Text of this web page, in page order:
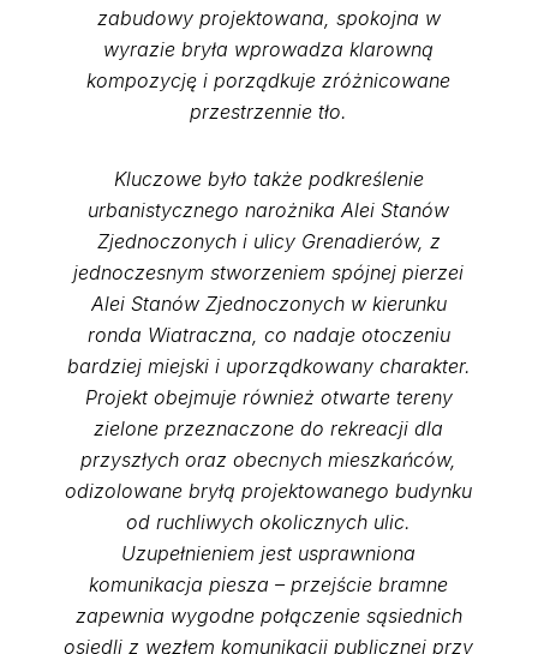
zabudowy projektowana, spokojna w
wyrazie bryła wprowadza klarowną
kompozycję i porządkuje zróżnicowane
przestrzennie tło.
Kluczowe było także podkreślenie
urbanistycznego narożnika Alei Stanów
Zjednoczonych i ulicy Grenadierów, z
jednoczesnym stworzeniem spójnej pierzei
Alei Stanów Zjednoczonych w kierunku
ronda Wiatraczna, co nadaje otoczeniu
bardziej miejski i uporządkowany charakter.
Projekt obejmuje również otwarte tereny
zielone przeznaczone do rekreacji dla
przyszłych oraz obecnych mieszkańców,
odizolowane bryłą projektowanego budynku
od ruchliwych okolicznych ulic.
Uzupełnieniem jest usprawniona
komunikacja piesza – przejście bramne
zapewnia wygodne połączenie sąsiednich
osiedli z węzłem komunikacji publicznej przy